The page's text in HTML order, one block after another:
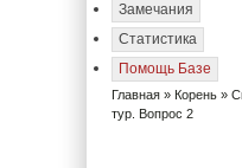
Замечания
Статистика
Помощь Базе
Главная » Корень »
тур. Вопрос 2